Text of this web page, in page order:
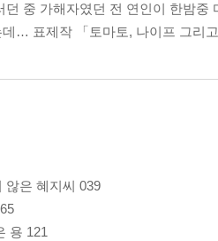
던 중 가해자였던 전 연인이 한밤
… 표제작 「토마토, 나이프 그리
않은 혜지씨 039
용 121